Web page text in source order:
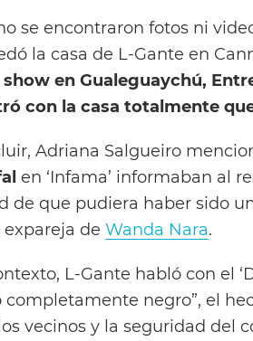
se encontraron fotos ni
la casa de L-Gante en
en Gualeguaychú,
con la casa totalmente
Adriana Salgueiro
en ‘Infama’ informaban al
de que pudiera haber sido
de Wanda Nara.
L-Gante habló con el
completamente negro”, el
vecinos y la seguridad del